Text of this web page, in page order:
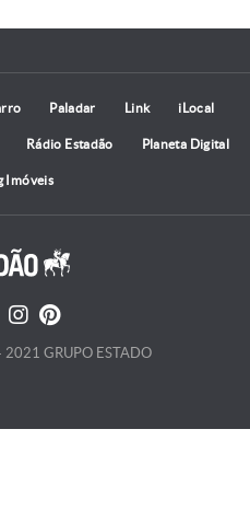
Paladar Link iLocal
Rádio Estadão Planeta Digital
Imóveis
GRUPO ESTADO